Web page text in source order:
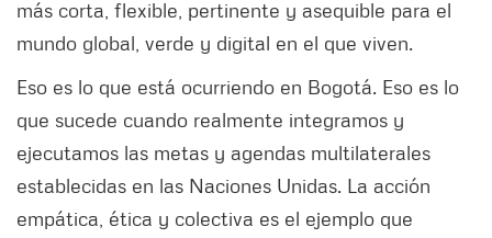
más corta, flexible, pertinente y asequible para el
mundo global, verde y digital en el que viven.
Eso es lo que está ocurriendo en Bogotá. Eso es lo
que sucede cuando realmente integramos y
ejecutamos las metas y agendas multilaterales
establecidas en las Naciones Unidas. La acción
empática, ética y colectiva es el ejemplo que